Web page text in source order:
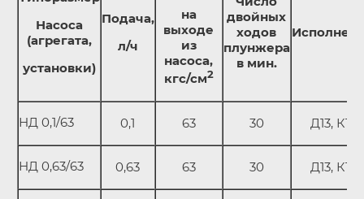
Насоса
(агрегата,
установки)
Подача,
л/ч
на
выходе
из
насоса,
кгс/см2
двойных
ходов
плунжера
в мин.
НД 0,1/63 0,1 63 30 Д13, К13
НД 0,63/63 0,63 63 30 Д13, К13